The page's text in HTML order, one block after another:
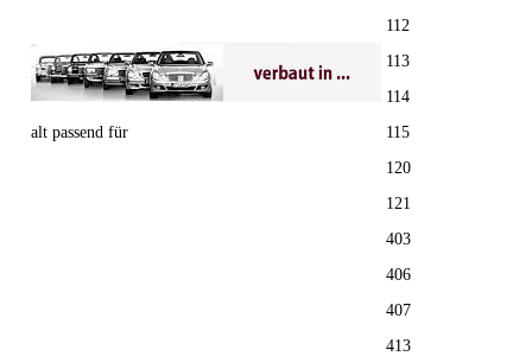
alt passend für
112
113
114
115
120
121
403
406
407
413